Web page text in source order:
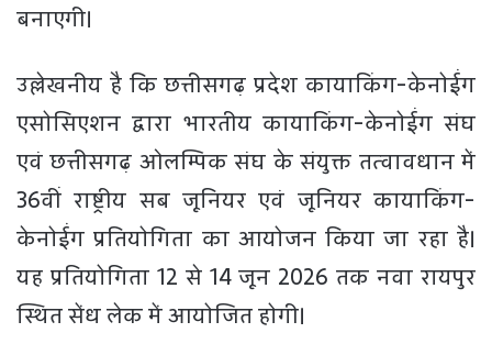
बनाएगी।
उल्लेखनीय है कि छत्तीसगढ़ प्रदेश कायाकिंग-केनोईंग
एसोसिएशन द्वारा भारतीय कायाकिंग-केनोईंग संघ
एवं छत्तीसगढ़ ओलम्पिक संघ के संयुक्त तत्वावधान में
36वीं राष्ट्रीय सब जूनियर एवं जूनियर कायाकिंग-
केनोईंग प्रतियोगिता का आयोजन किया जा रहा है।
यह प्रतियोगिता 12 से 14 जून 2026 तक नवा रायपुर
स्थित सेंध लेक में आयोजित होगी।